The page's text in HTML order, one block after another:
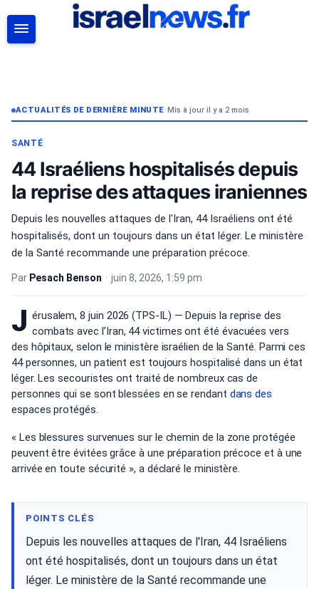
ACTUALITÉS DE DERNIÈRE MINUTE•Mis à jour il y a 2 mois
SANTÉ
44 Israéliens hospitalisés depuis
la reprise des attaques iraniennes
Depuis les nouvelles attaques de l'Iran, 44 Israéliens ont été
hospitalisés, dont un toujours dans un état léger. Le ministère
de la Santé recommande une préparation précoce.
Par Pesach Benson • juin 8, 2026, 1:59 pm
J érusalem, 8 juin 2026 (TPS-IL) — Depuis la reprise des
combats avec l’Iran, 44 victimes ont été évacuées vers
des hôpitaux, selon le ministère israélien de la Santé. Parmi ces
44 personnes, un patient est toujours hospitalisé dans un état
léger. Les secouristes ont traité de nombreux cas de
personnes qui se sont blessées en se rendant dans des
espaces protégés.
« Les blessures survenues sur le chemin de la zone protégée
peuvent être évitées grâce à une préparation précoce et à une
arrivée en toute sécurité », a déclaré le ministère.
POINTS CLÉS
Depuis les nouvelles attaques de l'Iran, 44 Israéliens
ont été hospitalisés, dont un toujours dans un état
léger. Le ministère de la Santé recommande une